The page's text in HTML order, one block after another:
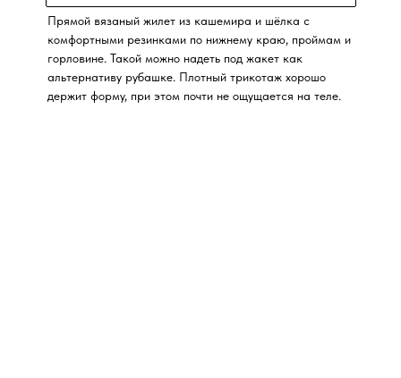
Прямой вязаный жилет из кашемира и шёлка с
комфортными резинками по нижнему краю, проймам и
горловине. Такой можно надеть под жакет как
альтернативу рубашке. Плотный трикотаж хорошо
держит форму, при этом почти не ощущается на теле.